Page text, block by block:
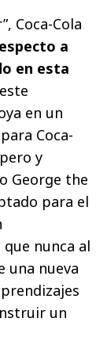
Coca-Cola
a
en esta
en un
Coca-
y
George the
para el
nunca al
una nueva
un